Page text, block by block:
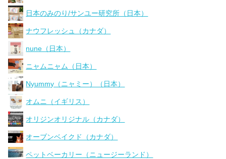
日本のみのり/サンユー研究所（日本）
ナウフレッシュ（カナダ）
nune（日本）
ニャムニャム（日本）
Nyummy（ニャミー）（日本）
オムニ（イギリス）
オリジンオリジナル（カナダ）
オーブンベイクド（カナダ）
ペットベーカリー（ニュージーランド）